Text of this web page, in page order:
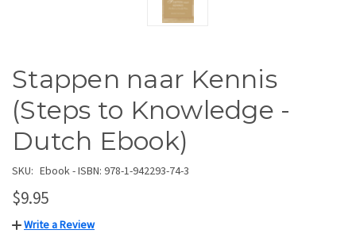
Stappen naar Kennis
(Steps to Knowledge -
Dutch Ebook)
SKU: Ebook - ISBN: 978-1-942293-74-3
$9.95
Write a Review